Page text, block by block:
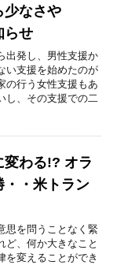
少なさや
らせ
出発し、男性支援か
い支援を始めたのが
の行う女性支援もあ
し、その支援での二
変わる!? オラ
・・米トラン
思を問うことなく緊
ど、何か大きなこと
を変えることができ